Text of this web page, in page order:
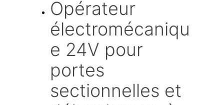
Opérateur
électromécaniqu
e 24V pour
portes
sectionnelles et